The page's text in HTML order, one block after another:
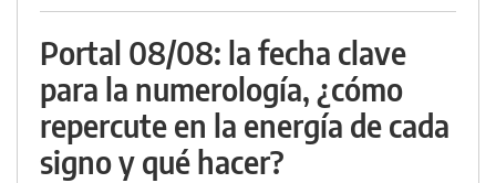
Portal 08/08: la fecha clave
para la numerología, ¿cómo
repercute en la energía de cada
signo y qué hacer?